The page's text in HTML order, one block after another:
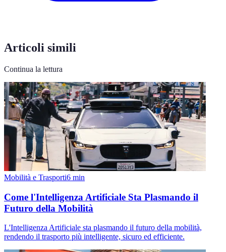
Articoli simili
Continua la lettura
Mobilità e Trasporti6 min
Come l'Intelligenza Artificiale Sta Plasmando il
Futuro della Mobilità
L'Intelligenza Artificiale sta plasmando il futuro della mobilità,
rendendo il trasporto più intelligente, sicuro ed efficiente.